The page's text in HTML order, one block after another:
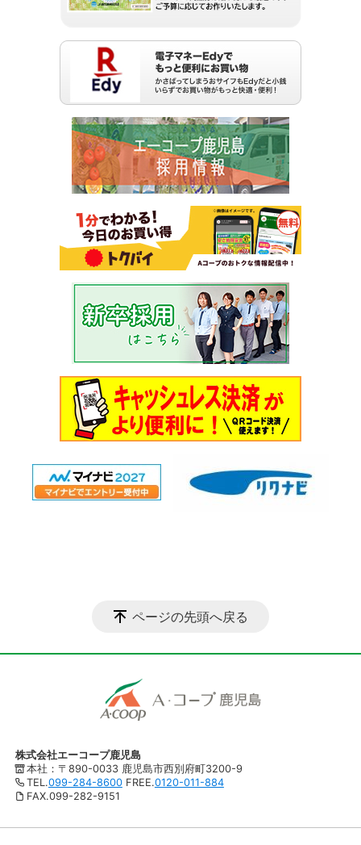
ページの先頭へ戻る
株式会社エーコープ鹿児島
本社：〒890-0033 鹿児島市西別府町3200-9
TEL.099-284-8600FREE.0120-011-884
FAX.099-282-9151